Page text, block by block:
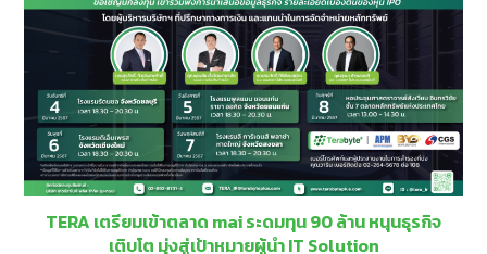
TERA เตรียมเข้าตลาด mai ระดมทุน 90 ล้าน หนุนธุรกิจ
เติบโต มุ่งสู่เป้าหมายผู้นำ IT Solution